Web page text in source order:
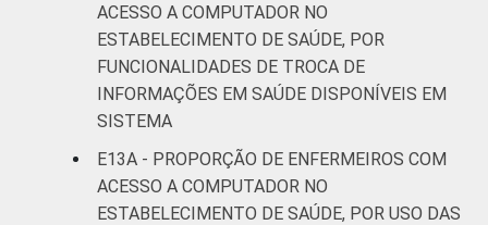
ACESSO A COMPUTADOR NO
ESTABELECIMENTO DE SAÚDE, POR
FUNCIONALIDADES DE TROCA DE
INFORMAÇÕES EM SAÚDE DISPONÍVEIS EM
SISTEMA
E13A - PROPORÇÃO DE ENFERMEIROS COM
ACESSO A COMPUTADOR NO
ESTABELECIMENTO DE SAÚDE, POR USO DAS